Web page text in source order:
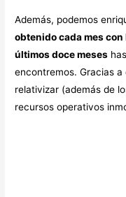
Además, podemos
obtenido cada mes
últimos doce meses
encontremos. Gracias
relativizar (además de
recursos operativos